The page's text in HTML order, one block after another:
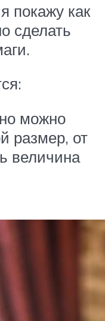
покажу как
сделать
можно
размер, от
величина